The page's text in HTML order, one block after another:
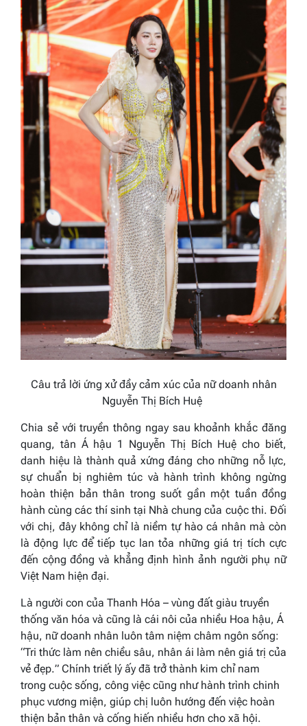
Câu trả lời ứng xử đầy cảm xúc của nữ doanh nhân
Nguyễn Thị Bích Huệ
Chia sẻ với truyền thông ngay sau khoảnh khắc đăng
quang, tân Á hậu 1 Nguyễn Thị Bích Huệ cho biết,
danh hiệu là thành quả xứng đáng cho những nỗ lực,
sự chuẩn bị nghiêm túc và hành trình không ngừng
hoàn thiện bản thân trong suốt gần một tuần đồng
hành cùng các thí sinh tại Nhà chung của cuộc thi. Đối
với chị, đây không chỉ là niềm tự hào cá nhân mà còn
là động lực để tiếp tục lan tỏa những giá trị tích cực
đến cộng đồng và khẳng định hình ảnh người phụ nữ
Việt Nam hiện đại.
Là người con của Thanh Hóa – vùng đất giàu truyền
thống văn hóa và cũng là cái nôi của nhiều Hoa hậu, Á
hậu, nữ doanh nhân luôn tâm niệm châm ngôn sống:
“Tri thức làm nên chiều sâu, nhân ái làm nên giá trị của
vẻ đẹp.” Chính triết lý ấy đã trở thành kim chỉ nam
trong cuộc sống, công việc cũng như hành trình chinh
phục vương miện, giúp chị luôn hướng đến việc hoàn
thiện bản thân và cống hiến nhiều hơn cho xã hội.